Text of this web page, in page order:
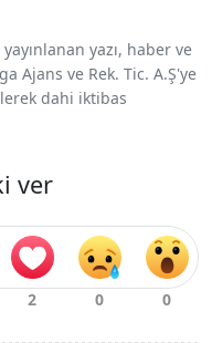
yazı, haber ve
Ajans ve Rek. Tic. A.Ş'ye
dahi iktibas
ver